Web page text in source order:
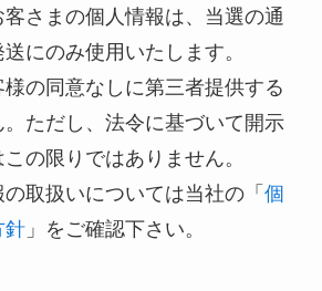
客さまの個人情報は、当選の通
にのみ使用いたします。
様の同意なしに第三者提供する
ただし、法令に基づいて開示
の限りではありません。
の取扱いについては当社の「 個
針」をご確認下さい。